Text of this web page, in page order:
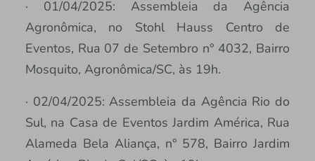
· 01/04/2025: Assembleia da Agência
Agronômica, no Stohl Hauss Centro de
Eventos, Rua 07 de Setembro n° 4032, Bairro
Mosquito, Agronômica/SC, às 19h.
· 02/04/2025: Assembleia da Agência Rio do
Sul, na Casa de Eventos Jardim América, Rua
Alameda Bela Aliança, n° 578, Bairro Jardim